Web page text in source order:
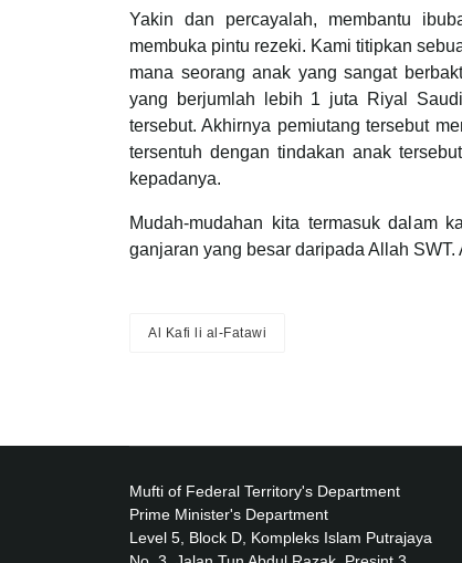
Yakin dan percayalah, membantu
membuka pintu rezeki. Kami titipkan
mana seorang anak yang sangat
yang berjumlah lebih 1 juta Riyal
tersebut. Akhirnya pemiutang tersebut
tersentuh dengan tindakan anak
kepadanya.
Mudah-mudahan kita termasuk dalam
ganjaran yang besar daripada Allah SWT.
Al Kafi li al-Fatawi
Mufti of Federal Territory's Department
Prime Minister's Department
Level 5, Block D, Kompleks Islam Putrajaya